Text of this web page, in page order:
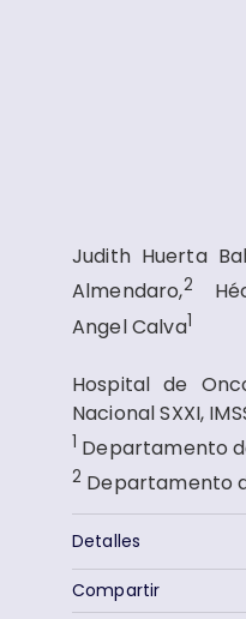
Judith Huerta
Almendaro,2
Angel Calva1
Hospital de
Nacional SXXI,
1 Departamento
2 Departamento
Detalles
Compartir